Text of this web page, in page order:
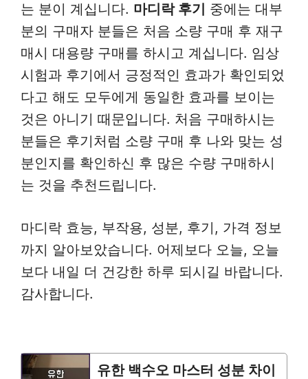
는 분이 계십니다. 마디락 후기 중에는 대부
분의 구매자 분들은 처음 소량 구매 후 재구
매시 대용량 구매를 하시고 계십니다. 임상
시험과 후기에서 긍정적인 효과가 확인되었
다고 해도 모두에게 동일한 효과를 보이는
것은 아니기 때문입니다. 처음 구매하시는
분들은 후기처럼 소량 구매 후 나와 맞는 성
분인지를 확인하신 후 많은 수량 구매하시
는 것을 추천드립니다.
마디락 효능, 부작용, 성분, 후기, 가격 정보
까지 알아보았습니다. 어제보다 오늘, 오늘
보다 내일 더 건강한 하루 되시길 바랍니다.
감사합니다.
유한 백수오 마스터 성분 차이